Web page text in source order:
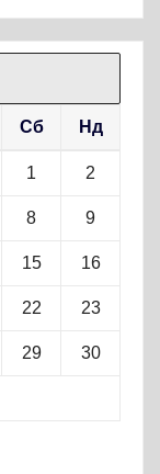
Сб Нд
1 2
8 9
15 16
22 23
29 30